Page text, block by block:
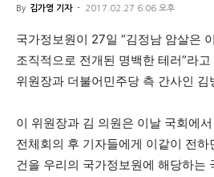
By 김가영 기자 - 2017.02.27 6:06 오후
국가정보원이 27일 “김정남 암살은
조직적으로 전개된 명백한 테러”라
위원장과 더불어민주당 측 간사인 김
이 위원장과 김 의원은 이날 국회에
전체회의 후 기자들에게 이같이 전하
건을 우리의 국가정보원에 해당하는